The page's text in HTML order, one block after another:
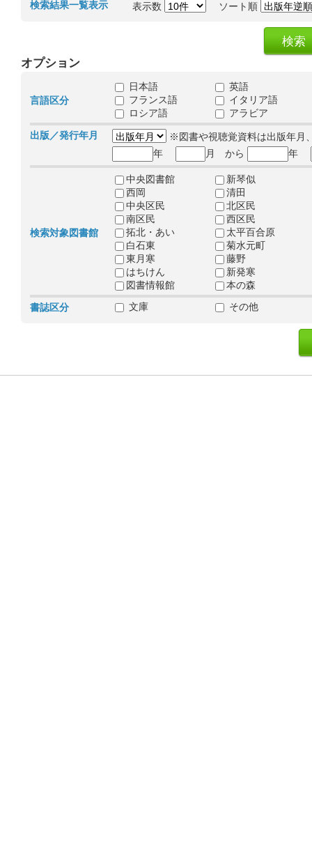
検索結果一覧表示 表示数 ソート順
オプション
言語区分
日本語
英語
フランス語
イタリア語
ロシア語
アラビア
出版／発行年月
※図書や視聴覚資料は出版年月
年
月 から 年
検索対象図書館
中央図書館
新琴似
西岡
清田
中央区民
北区民
南区民
西区民
拓北・あい
太平百合原
白石東
菊水元町
東月寒
藤野
はちけん
新発寒
図書情報館
本の森
書誌区分
文庫 その他